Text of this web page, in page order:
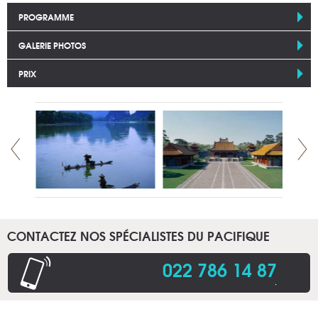
PROGRAMME
GALERIE PHOTOS
PRIX
CONTACTEZ NOS SPÉCIALISTES DU PACIFIQUE
022 786 14 87.